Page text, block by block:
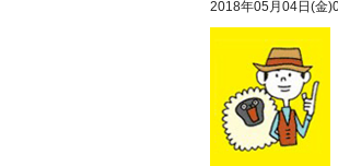
2018年05月04日(金